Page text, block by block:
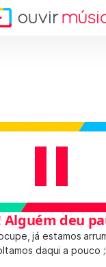
Alguém deu
já estamos
daqui a pouco